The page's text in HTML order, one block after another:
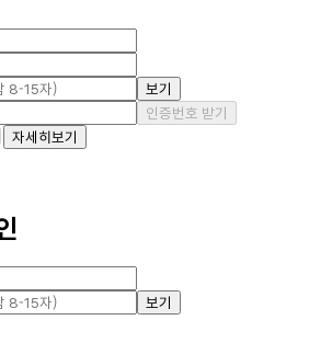
보기
인증번호 받기
자세히보기
보기